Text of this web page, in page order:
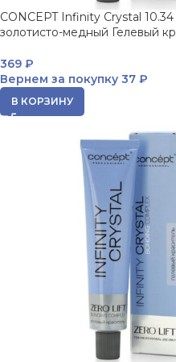
CONCEPT Infinity Crystal
золотисто-медный Гелевый
369 ₽
Вернем за покупку 37 ₽
В КОРЗИНУ